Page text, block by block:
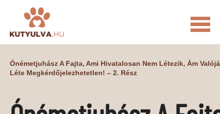
MACSKÁS VIDEÓK
KUTYULVA – HÍREK
Ónémetjuhász A Fajta, Ami Hivatalosan Nem Létezik, Ám
Léte Megkérdőjelezhetetlen! – 2. Rész